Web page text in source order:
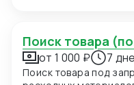
Поиск товара
от 1 000 ₽ 7
Поиск товара под